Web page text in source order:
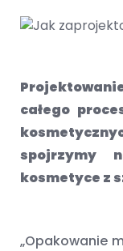
całego
spojrzymy
kosmetyce z
„Opakowanie